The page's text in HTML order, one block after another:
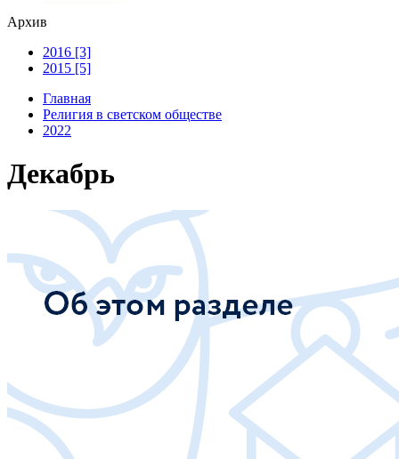
Архив
2016 [3]
2015 [5]
Главная
Религия в светском обществе
2022
Декабрь